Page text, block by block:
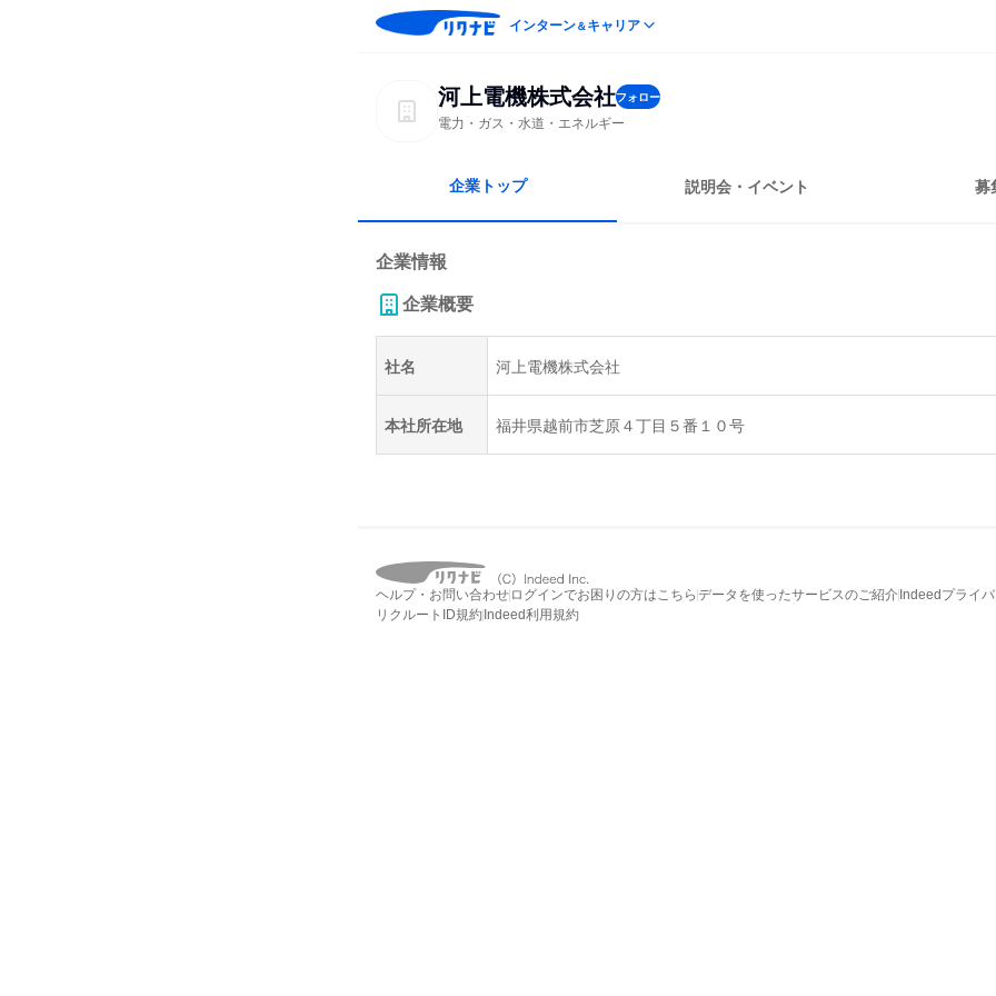
インターン＆キャリア
河上電機株式会社フォロー
電力・ガス・水道・エネルギー
企業トップ 説明会・イベント 募
企業情報
企業概要
社名 河上電機株式会社
本社所在地 福井県越前市芝原４丁目５番１０号
ヘルプ・お問い合わせ ログインでお困りの方はこちら データを使ったサービスのご紹介 Indeedプライ
リクルートID規約 Indeed利用規約